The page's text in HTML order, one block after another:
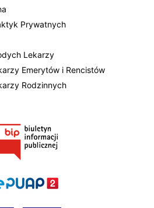
Prywatnych
Lekarzy
Emerytów i Rencistów
Rodzinnych